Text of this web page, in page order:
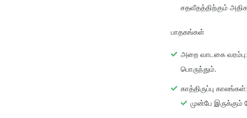
சதவீதத்திற்கும்
பாதகங்கள்
அறை வாடகை
பொருந்தும்.
காத்திருப்பு காலங்கள்:
முன்பே